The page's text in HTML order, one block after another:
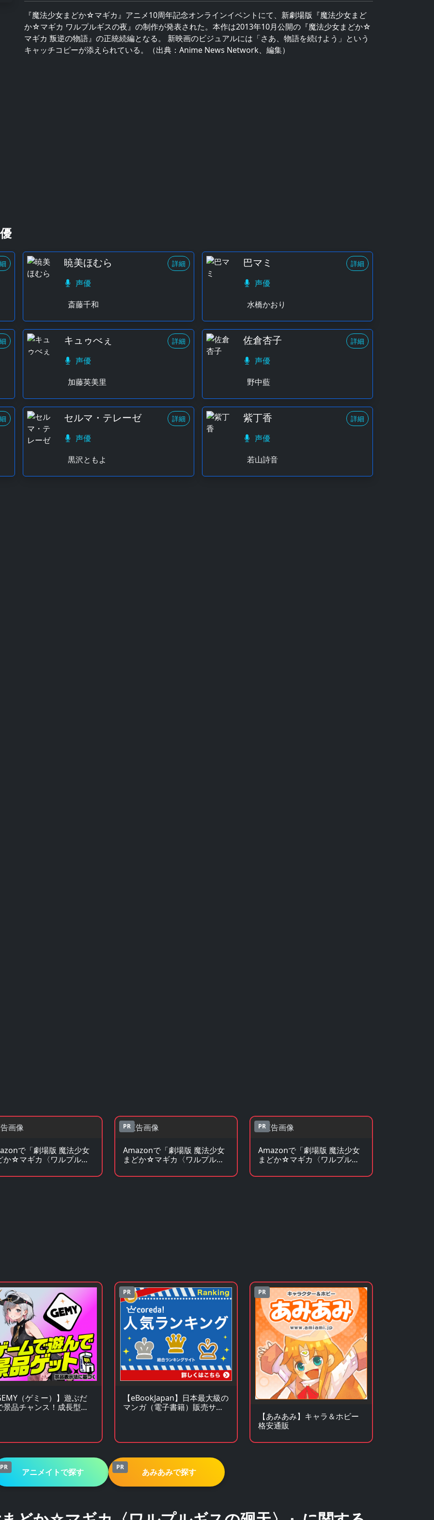
『魔法少女まどか☆マギカ』アニメ10周年記念オンラインイベントにて、新劇場版『魔法少女まど
か☆マギカ ワルプルギスの夜』の制作が発表された。本作は2013年10月公開の『魔法少女まどか☆
マギカ 叛逆の物語』の正統続編となる。 新映画のビジュアルには「さあ、物語を続けよう」という
キャッチコピーが添えられている。（出典：Anime News Network、編集）
暁美ほむら 詳細
声優
斎藤千和
巴マミ 詳細
声優
水橋かおり
キュゥべぇ 詳細
声優
加藤英美里
佐倉杏子 詳細
声優
野中藍
セルマ・テレーゼ 詳細
声優
黒沢ともよ
紫丁香 詳細
声優
若山詩音
で「劇場版 魔法少女
か☆マギカ〈ワルプルギ
る
PR
Amazonで「劇場版 魔法少女
まどか☆マギカ〈ワルプルギ
ノベを見る
PR
Amazonで「劇場版 魔法少女
まどか☆マギカ〈ワルプルギ
ギュアを見る
（ゲミー）】遊ぶだ
景品チャンス！成長型ゲ
PR
【eBookJapan】日本最大級の
マンガ（電子書籍）販売サイ
PR
【あみあみ】キャラ＆ホビー
格安通販
PR アニメイトで探す PR あみあみで探す